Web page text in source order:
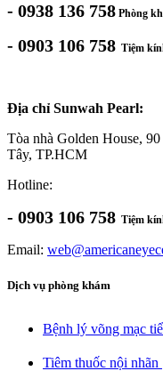
- 0938 136 758 Phòng
- 0903 106 758 Tiệm
Địa chỉ Sunwah Pearl:
Tòa nhà Golden House,
Tây, TP.HCM
Hotline:
- 0903 106 758 Tiệm
Email:
Dịch vụ phòng khám
Bệnh lý võng mạc
Tiêm thuốc nội nhãn ​